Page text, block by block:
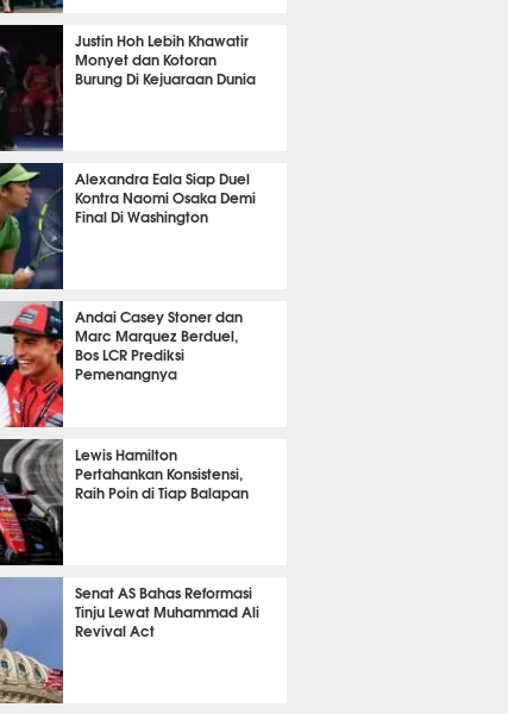
Justin Hoh Lebih Khawatir
Monyet dan Kotoran
Burung Di Kejuaraan Dunia
Alexandra Eala Siap Duel
Kontra Naomi Osaka Demi
Final Di Washington
Andai Casey Stoner dan
Marc Marquez Berduel,
Bos LCR Prediksi
Pemenangnya
Lewis Hamilton
Pertahankan Konsistensi,
Raih Poin di Tiap Balapan
Senat AS Bahas Reformasi
Tinju Lewat Muhammad Ali
Revival Act